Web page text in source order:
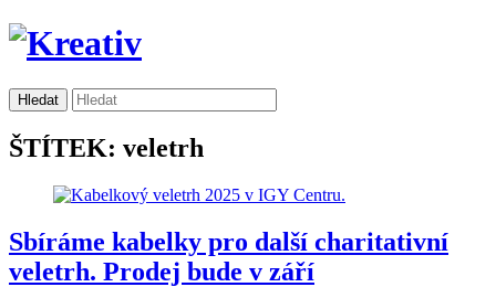
ŠTÍTEK: veletrh
Sbíráme kabelky pro další charitativní
veletrh. Prodej bude v září